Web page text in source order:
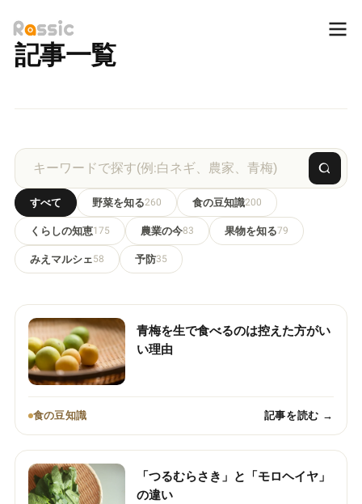
記事一覧
すべて 野菜を知る260 食の豆知識200
くらしの知恵175 農業の今83 果物を知る79
みえマルシェ58 予防35
青梅を生で食べるのは控えた方がい
い理由
食の豆知識 記事を読む →
「つるむらさき」と「モロヘイヤ」
の違い